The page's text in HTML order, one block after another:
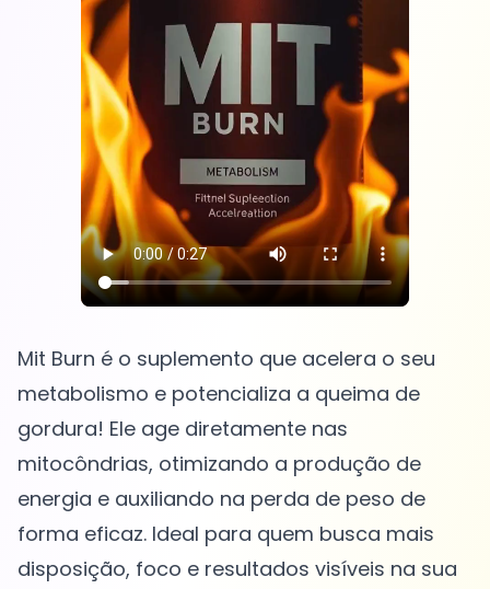
Mit Burn é o suplemento que acelera o seu
metabolismo e potencializa a queima de
gordura! Ele age diretamente nas
mitocôndrias, otimizando a produção de
energia e auxiliando na perda de peso de
forma eficaz. Ideal para quem busca mais
disposição, foco e resultados visíveis na sua